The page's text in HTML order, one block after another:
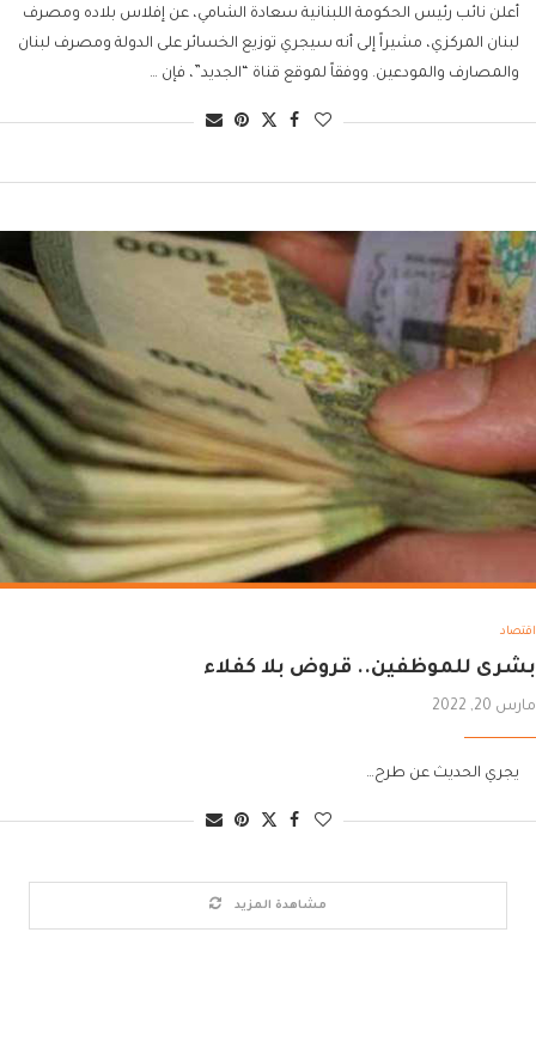
أعلن نائب رئيس الحكومة اللبنانية سعادة الشامي، عن إفلاس بلاده ومصرف
لبنان المركزي، مشيراً إلى أنه سيجري توزيع الخسائر على الدولة ومصرف لبنان
والمصارف والمودعين. ووفقاً لموقع قناة “الجديد”، فإن …
اقتصاد
بشرى للموظفين.. قروض بلا كفلاء
مارس 20, 2022
يجري الحديث عن طرح…
مشاهدة المزيد